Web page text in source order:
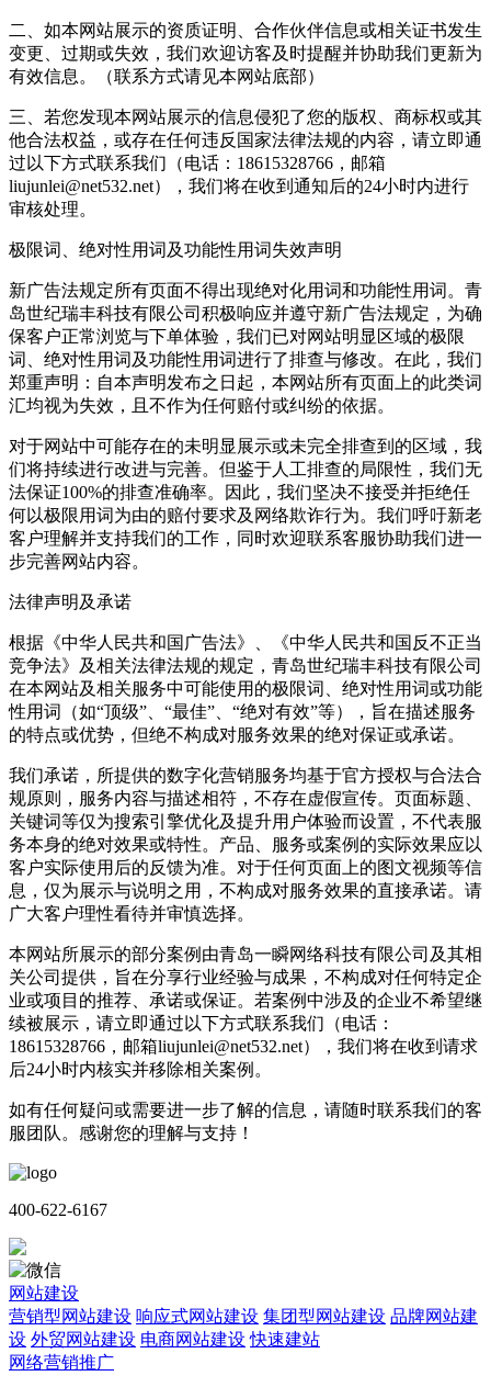
二、如本网站展示的资质证明、合作伙伴信息或相关证书发生
变更、过期或失效，我们欢迎访客及时提醒并协助我们更新为
有效信息。（联系方式请见本网站底部）
三、若您发现本网站展示的信息侵犯了您的版权、商标权或其
他合法权益，或存在任何违反国家法律法规的内容，请立即通
过以下方式联系我们（电话：18615328766，邮箱
liujunlei@net532.net），我们将在收到通知后的24小时内进行
审核处理。
极限词、绝对性用词及功能性用词失效声明
新广告法规定所有页面不得出现绝对化用词和功能性用词。青
岛世纪瑞丰科技有限公司积极响应并遵守新广告法规定，为确
保客户正常浏览与下单体验，我们已对网站明显区域的极限
词、绝对性用词及功能性用词进行了排查与修改。在此，我们
郑重声明：自本声明发布之日起，本网站所有页面上的此类词
汇均视为失效，且不作为任何赔付或纠纷的依据。
对于网站中可能存在的未明显展示或未完全排查到的区域，我
们将持续进行改进与完善。但鉴于人工排查的局限性，我们无
法保证100%的排查准确率。因此，我们坚决不接受并拒绝任
何以极限用词为由的赔付要求及网络欺诈行为。我们呼吁新老
客户理解并支持我们的工作，同时欢迎联系客服协助我们进一
步完善网站内容。
法律声明及承诺
根据《中华人民共和国广告法》、《中华人民共和国反不正当
竞争法》及相关法律法规的规定，青岛世纪瑞丰科技有限公司
在本网站及相关服务中可能使用的极限词、绝对性用词或功能
性用词（如“顶级”、“最佳”、“绝对有效”等），旨在描述服务
的特点或优势，但绝不构成对服务效果的绝对保证或承诺。
我们承诺，所提供的数字化营销服务均基于官方授权与合法合
规原则，服务内容与描述相符，不存在虚假宣传。页面标题、
关键词等仅为搜索引擎优化及提升用户体验而设置，不代表服
务本身的绝对效果或特性。产品、服务或案例的实际效果应以
客户实际使用后的反馈为准。对于任何页面上的图文视频等信
息，仅为展示与说明之用，不构成对服务效果的直接承诺。请
广大客户理性看待并审慎选择。
本网站所展示的部分案例由青岛一瞬网络科技有限公司及其相
关公司提供，旨在分享行业经验与成果，不构成对任何特定企
业或项目的推荐、承诺或保证。若案例中涉及的企业不希望继
续被展示，请立即通过以下方式联系我们（电话：
18615328766，邮箱liujunlei@net532.net），我们将在收到请求
后24小时内核实并移除相关案例。
如有任何疑问或需要进一步了解的信息，请随时联系我们的客
服团队。感谢您的理解与支持！
400-622-6167
网站建设
营销型网站建设 响应式网站建设 集团型网站建设 品牌网站建
设 外贸网站建设 电商网站建设 快速建站
网络营销推广